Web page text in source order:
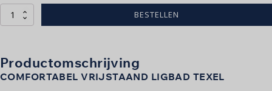
Texel
240
aantal
BESTELLEN
Productomschrijving
COMFORTABEL VRIJSTAAND LIGBAD TEXEL